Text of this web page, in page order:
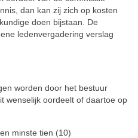
dan kan zij zich op kosten
doen bijstaan. De
ledenvergadering verslag
worden door het bestuur
wenselijk oordeelt of daartoe op
minste tien (10)